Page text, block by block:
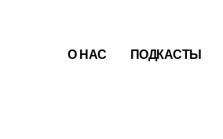
О НАС ПОДКАСТЫ